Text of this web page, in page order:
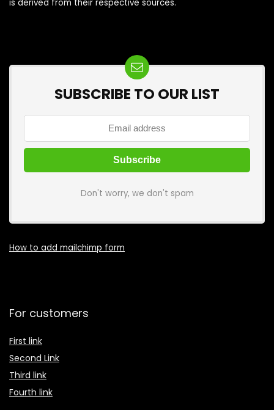
is derived from their respective sources.
SUBSCRIBE TO OUR LIST
Don't worry, we don't spam
How to add mailchimp form
For customers
First link
Second Link
Third link
Fourth link